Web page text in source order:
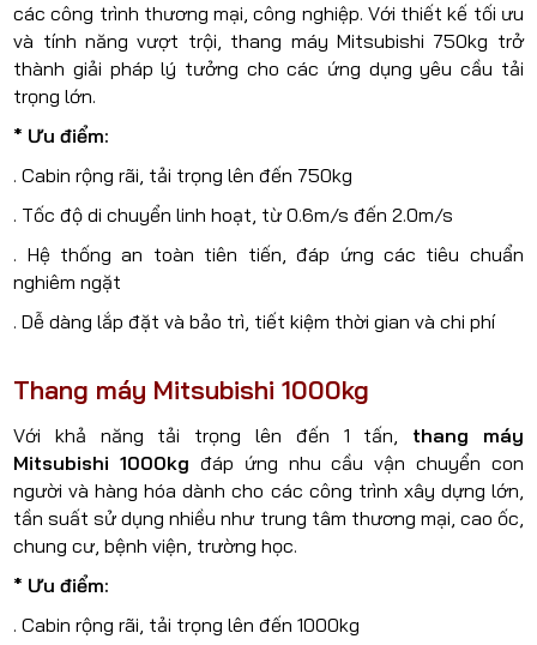
các công trình thương mại, công nghiệp. Với thiết kế tối ưu
và tính năng vượt trội, thang máy Mitsubishi 750kg trở
thành giải pháp lý tưởng cho các ứng dụng yêu cầu tải
trọng lớn.
* Ưu điểm:
. Cabin rộng rãi, tải trọng lên đến 750kg
. Tốc độ di chuyển linh hoạt, từ 0.6m/s đến 2.0m/s
. Hệ thống an toàn tiên tiến, đáp ứng các tiêu chuẩn
nghiêm ngặt
. Dễ dàng lắp đặt và bảo trì, tiết kiệm thời gian và chi phí
Thang máy Mitsubishi 1000kg
Với khả năng tải trọng lên đến 1 tấn, thang máy
Mitsubishi 1000kg đáp ứng nhu cầu vận chuyển con
người và hàng hóa dành cho các công trình xây dựng lớn,
tần suất sử dụng nhiều như trung tâm thương mại, cao ốc,
chung cư, bệnh viện, trường học.
* Ưu điểm:
. Cabin rộng rãi, tải trọng lên đến 1000kg